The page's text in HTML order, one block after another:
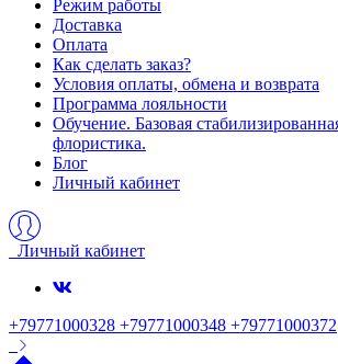
Режим работы
Доставка
Оплата
Как сделать заказ?
Условия оплаты, обмена и возврата
Программа лояльности
Обучение. Базовая
флористика.
Блог
Личный кабинет
Личный кабинет
+79771000328 +79771000348 +79771000372